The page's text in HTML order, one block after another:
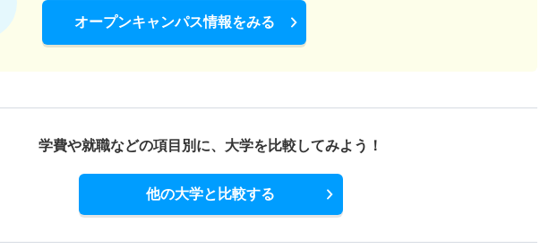
オープンキャンパス情報をみる
学費や就職などの項目別に、 大学を比較してみよう！
他の大学と比較する